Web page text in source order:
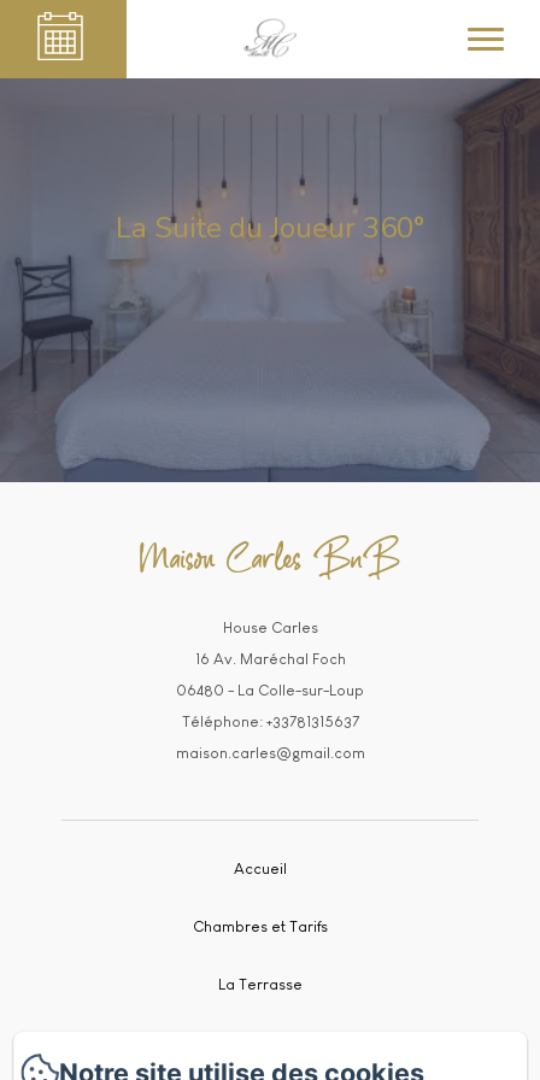
La Suite du Joueur 360°
Maison Carles BnB
House Carles
16 Av. Maréchal Foch
06480 - La Colle-sur-Loup
Téléphone: +33781315637
maison.carles@gmail.com
Accueil
Chambres et Tarifs
La Terrasse
Notre site utilise des cookies